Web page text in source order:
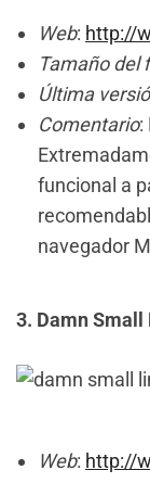
Web: http://
Tamaño del
Última
Comentario:
funcional a
navegador
3. Damn Small
Web: http://